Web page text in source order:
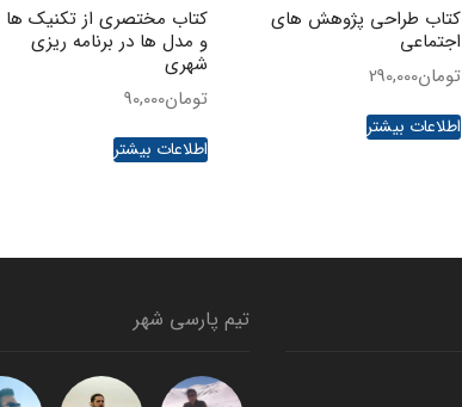
کتاب طراحی پژوهش های
اجتماعی
تومان290,000
اطلاعات بیشتر
کتاب مختصری از تکنیک ها
و مدل ها در برنامه ریزی
شهری
تومان90,000
اطلاعات بیشتر
تیم پارسی شهر